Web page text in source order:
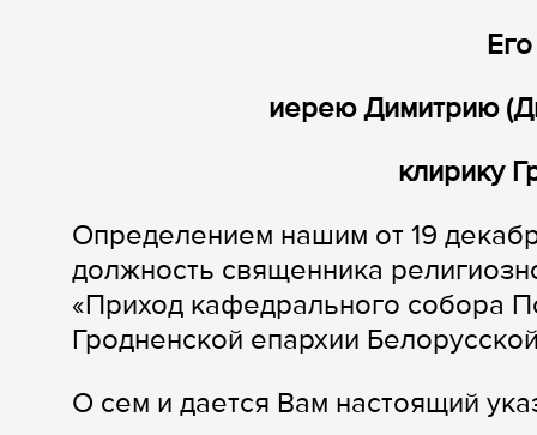
иерею Димитрию
клирику
Определением нашим от 19
должность священника
«Приход кафедрального собора
Гродненской епархии
О сем и дается Вам настоящий